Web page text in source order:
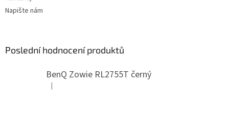
Napište nám
Poslední hodnocení produktů
BenQ Zowie RL2755T černý
Hodnocení produktu je 5 z 5 hvězdiček.
|